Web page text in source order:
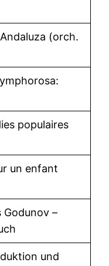
(orch.
populaires
un enfant
Godunov –
und